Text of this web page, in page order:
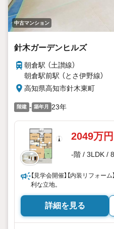
中古マンション
針木ガーデンヒルズ
朝倉駅 （土讃線）
朝倉駅前駅 （とさ伊野線）
高知県高知市針木東町
階建 - 築年月 23年
2049万円
-階 / 3LDK /
【見学会開催】【内装リフォー
利な立地。
詳細を見る